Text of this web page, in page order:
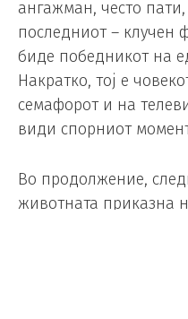
ангажман, често
последниот – клучен
биде победникот на
Накратко, тој е
семафорот и на
види спорниот
Во продолжение,
животната приказна